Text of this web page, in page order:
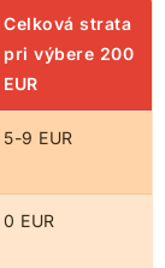
Celková strata
pri výbere 200
EUR
5-9 EUR
0 EUR